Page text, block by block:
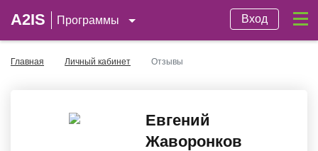
A2IS Программы Вход
Главная Личный кабинет Отзывы
Евгений
Жаворонков